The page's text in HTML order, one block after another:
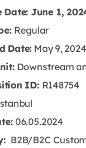
Date: June 1,
Regular
Date: May 9, 2024
Downstream
ID: R148754
06.05.2024
B2B/B2C